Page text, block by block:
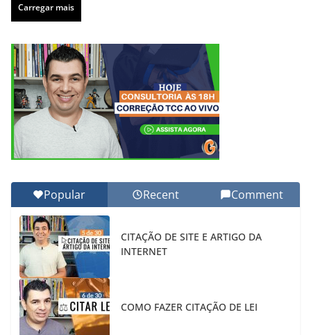
Carregar mais
Popular Recent Comment
CITAÇÃO DE SITE E ARTIGO DA
INTERNET
COMO FAZER CITAÇÃO DE LEI